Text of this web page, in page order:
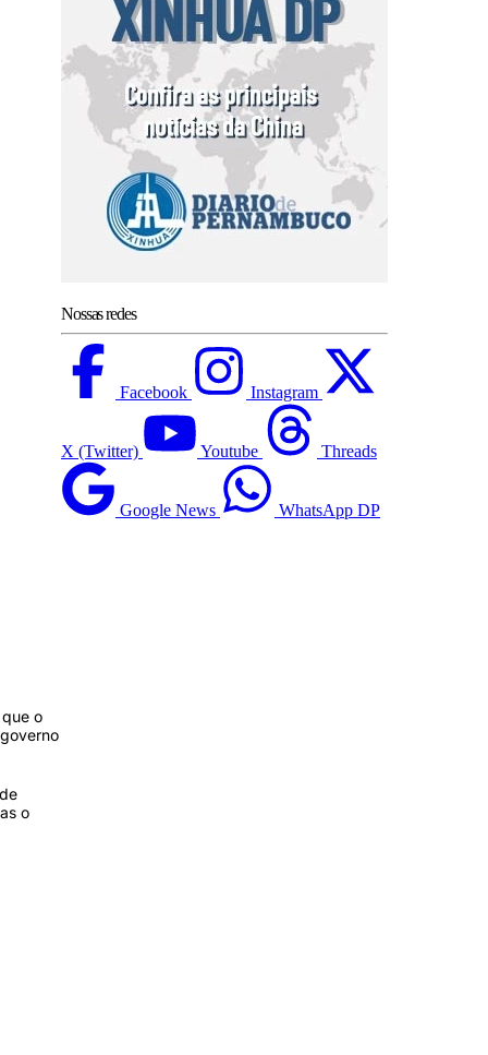
o
o
Nossas redes
Facebook Instagram
X (Twitter) Youtube Threads
Google News WhatsApp DP